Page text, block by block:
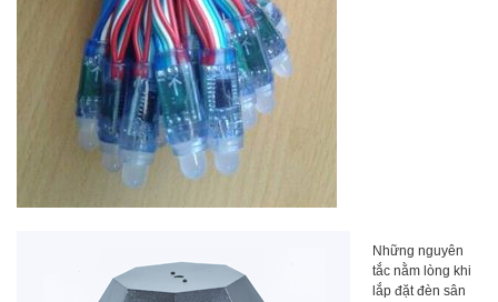
Những nguyên
tắc nằm lòng khi
lắp đặt đèn sân